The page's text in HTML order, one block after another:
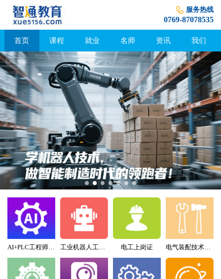
服务热线
0769-87078535
首页 课程 就业 名师 资讯 我们
AI+PLC工程师实战班 工业机器人工程师班 电工上岗证 电气装配技术员（配盘）特训班